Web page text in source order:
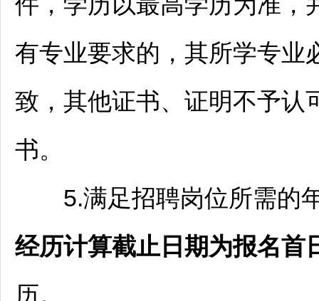
有专业要求的，其所学专业
致，其他证书、证明不予认
书。
5.满足招聘岗位所需的
经历计算截止日期为报名首
历。